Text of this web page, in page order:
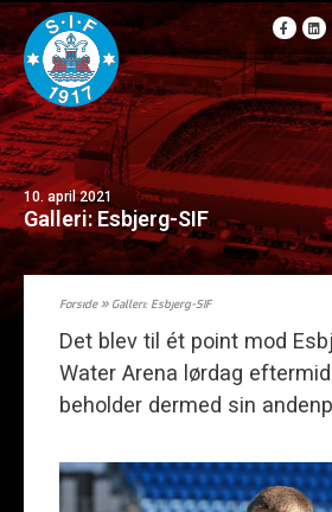
10. april 2021
Galleri: Esbjerg-SIF
Forside» Galleri: Esbjerg-SIF
Det blev til ét point mod
Water Arena lørdag
beholder dermed sin